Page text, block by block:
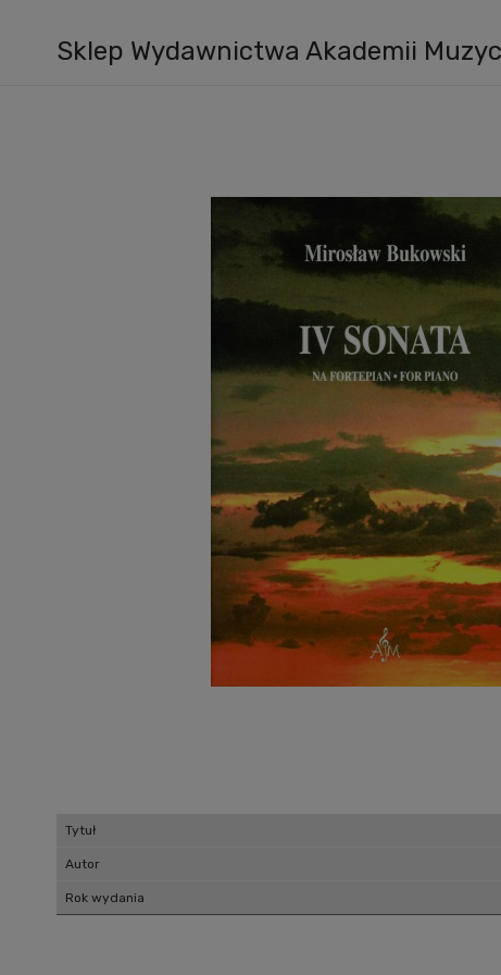
Sklep Wydawnictwa Akademii
Tytuł
Autor
Rok wydania